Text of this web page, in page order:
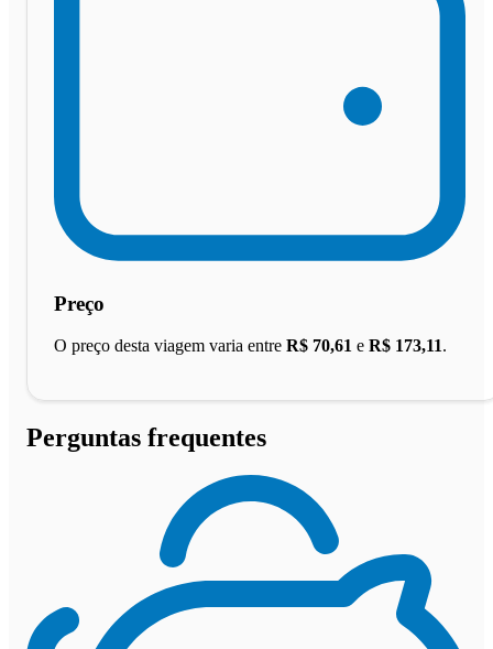
Preço
O preço desta viagem varia entre R$ 70,61 e R$ 173,11.
Perguntas frequentes